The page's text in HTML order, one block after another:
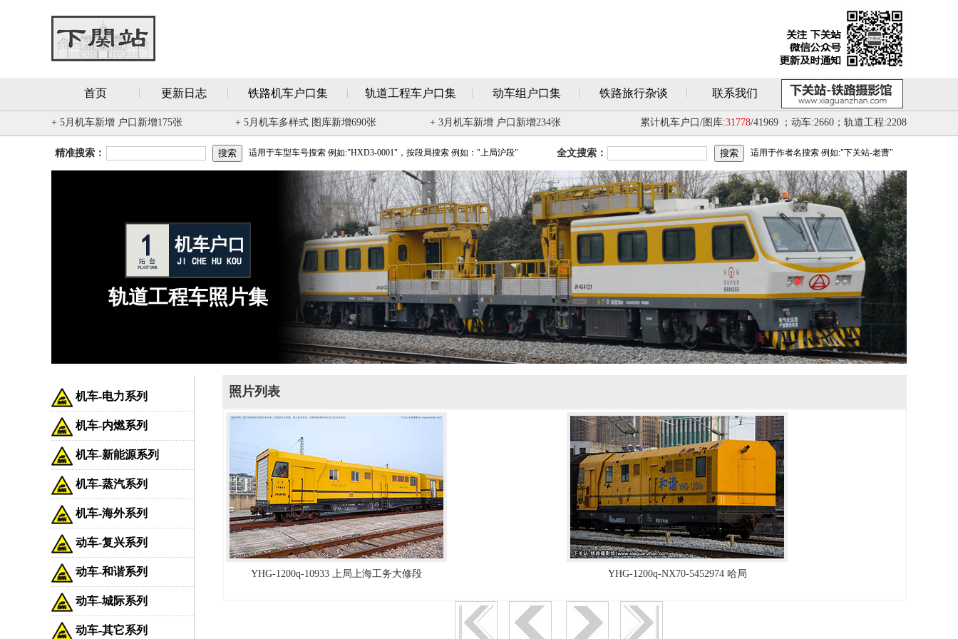
首页 更新日志 铁路机车户口集 轨道工程车户口集 动车组户口集 铁路旅行杂谈 联系我们
+ 5月机车新增 户口新增175张 + 5月机车多样式 图库新增690张 + 3月机车新增 户口新增234张 累计机车户口/图库:31778/41969 ；动车:2660；轨道工程:2208
精准搜索： 适用于车型车号搜索 例如:"HXD3-0001"，按段局搜索 例如："上局沪段" 全文搜索： 适用于作者名搜索 例如:"下关站-老曹"
轨道工程车照片集
机车-电力系列
机车-内燃系列
机车-新能源系列
机车-蒸汽系列
机车-海外系列
动车-复兴系列
动车-和谐系列
动车-城际系列
动车-其它系列
照片列表
YHG-1200q-10933 上局上海工务大修段 YHG-1200q-NX70-5452974 哈局